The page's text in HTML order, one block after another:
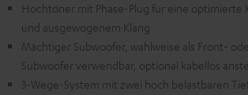
Hochtöner mit Phase-Plug für eine optimierte
und ausgewogenem Klang
Mächtiger Subwoofer, wahlweise als Front-
Subwoofer verwendbar, optional kabellos
3-Wege-System mit zwei hoch belastbaren